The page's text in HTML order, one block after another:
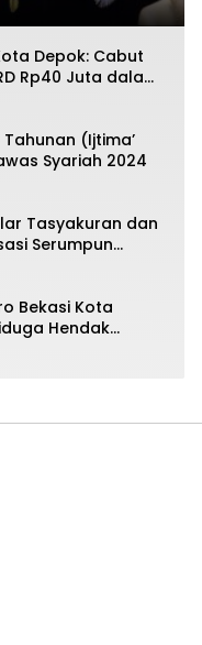
Depok: Cabut
Rp40 Juta dalam
Rakyat
(Ijtima’
Syariah 2024
Tasyakuran dan
Serumpun
Bekasi Kota
Hendak